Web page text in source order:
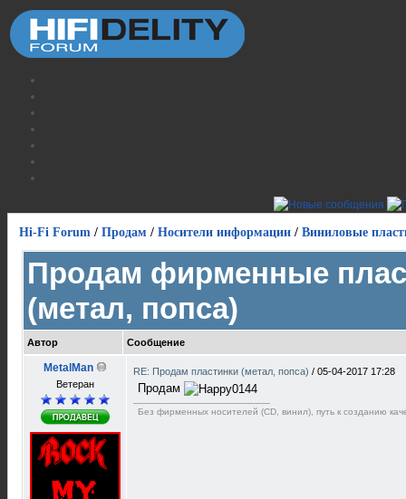
Hi-Fi Forum / Продам / Носители информации / Виниловые
Продам фирменные
(метал, попса)
Автор Сообщение
MetalMan
Ветеран
RE: Продам пластинки (метал, попса) / 05-04-2017 17:28
Продам
Без фирменных носителей (CD, винил), путь к созданию